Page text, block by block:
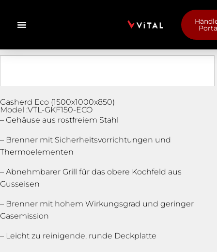
Gasherd Eco (1500x1000x850)
Model :VTL-GKF150-ECO
– Gehäuse aus rostfreiem Stahl
– Brenner mit Sicherheitsvorrichtungen und
Thermoelementen
– Abnehmbarer Grill für das obere Kochfeld aus
Gusseisen
– Brenner mit hohem Wirkungsgrad und geringer
Gasemission
– Leicht zu reinigende, runde Deckplatte